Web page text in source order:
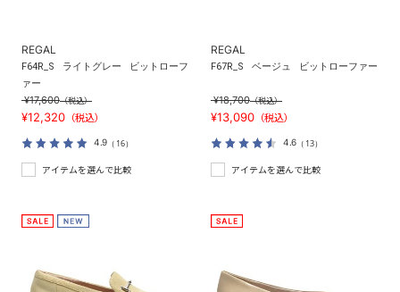
REGAL
F64R_S ライトグレー
ビットローフ
ァー
¥17,600（税込）
¥12,320 （税込）
4.9 （16）
アイテムを選んで比較
REGAL
F67R_S ベージュ ビットローファー
¥18,700（税込）
¥13,090 （税込）
4.6 （13）
アイテムを選んで比較